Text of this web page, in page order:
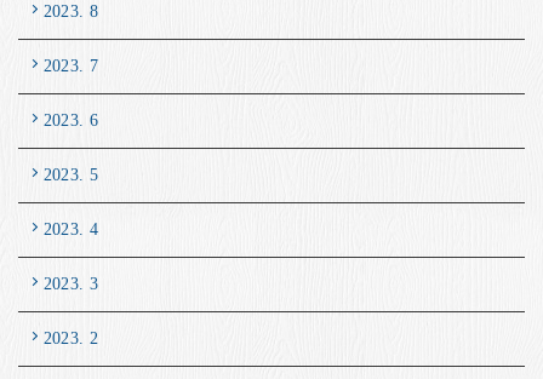
2023. 8
2023. 7
2023. 6
2023. 5
2023. 4
2023. 3
2023. 2